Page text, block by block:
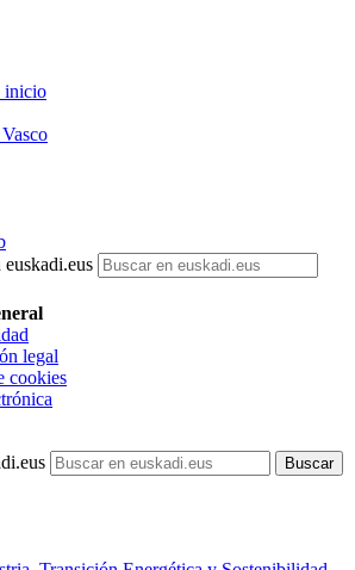
inicio
euskadi.eus
legal
cookies